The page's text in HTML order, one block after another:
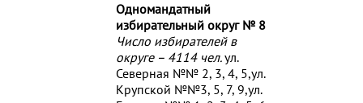
Одномандатный
избирательный округ № 8
Число избирателей в
округе – 4114 чел.ул.
Северная №№ 2, 3, 4, 5,ул.
Крупской №№3, 5, 7, 9,ул.